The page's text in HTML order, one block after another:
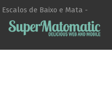
de Baixo e Mata -